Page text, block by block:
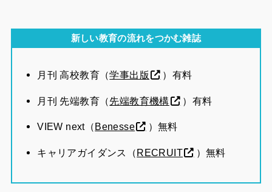
新しい教育の流れをつかむ雑誌
月刊 高校教育（学事出版 ）有料
月刊 先端教育（先端教育機構 ）有料
VIEW next（ Benesse ）無料
キャリアガイダンス（RECRUIT ）無料